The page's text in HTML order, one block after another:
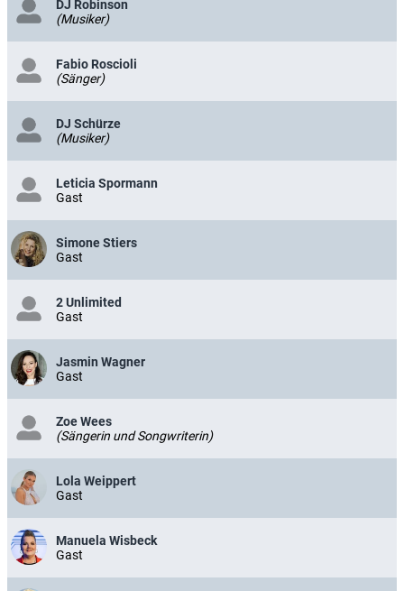
DJ Robinson
(Musiker)
Fabio Roscioli
(Sänger)
DJ Schürze
(Musiker)
Leticia Spormann
Gast
Simone Stiers
Gast
2 Unlimited
Gast
Jasmin Wagner
Gast
Zoe Wees
(Sängerin und Songwriterin)
Lola Weippert
Gast
Manuela Wisbeck
Gast